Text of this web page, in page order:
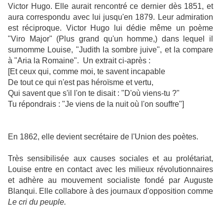
Victor Hugo. Elle aurait rencontré ce dernier dès 1851, et
aura correspondu avec lui jusqu'en 1879. Leur admiration
est réciproque. Victor Hugo lui dédie même un poème
"Viro Major" (Plus grand qu'un homme,) dans lequel il
surnomme Louise, "Judith la sombre juive", et la compare
à "Aria la Romaine". Un extrait ci-après :
[Et ceux qui, comme moi, te savent incapable
De tout ce qui n'est pas héroïsme et vertu,
Qui savent que s'il l'on te disait : "D'où viens-tu ?"
Tu répondrais : "Je viens de la nuit où l'on souffre"]
En 1862, elle devient secrétaire de l'Union des poètes.
Très sensibilisée aux causes sociales et au prolétariat,
Louise entre en contact avec les milieux révolutionnaires
et adhère au mouvement socialiste fondé par Auguste
Blanqui. Elle collabore à des journaux d'opposition comme
Le cri du peuple.